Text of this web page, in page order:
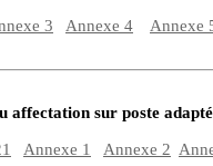
3 Annexe 4 Annexe
affectation sur poste
Annexe 1 Annexe 2